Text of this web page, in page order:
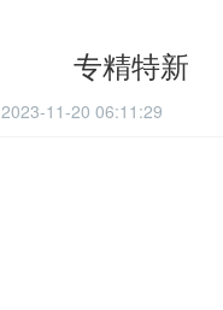
专精特新
2023-11-20 06:11:29